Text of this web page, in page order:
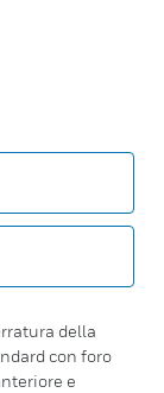
della
con foro
e